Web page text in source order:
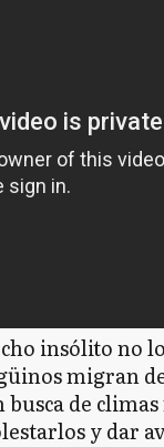
insólito no
migran
de
y dar